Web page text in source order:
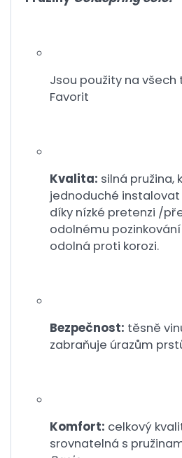
Jsou použity na
Favorit
Kvalita: silná pružina,
jednoduché
díky nízké pretenzi /
odolnému
odolná proti korozi.
Bezpečnost: těsně
zabraňuje úrazům
Komfort: celkový
srovnatelná s